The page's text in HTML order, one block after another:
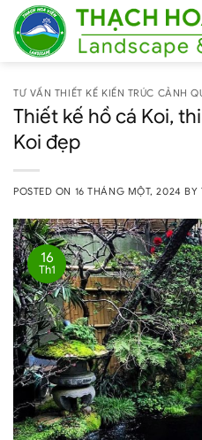
Skip
content
TƯ VẤN THIẾT KẾ KIẾN TRÚC CẢNH
Thiết kế hồ cá Koi,
Koi đẹp
POSTED ON 16 THÁNG MỘT, 2024 BY
16
Th1